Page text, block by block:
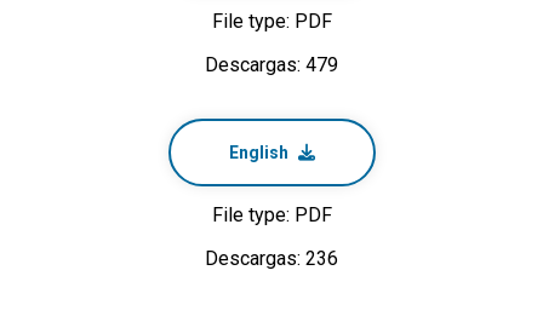
File type: PDF
Descargas: 479
English
File type: PDF
Descargas: 236